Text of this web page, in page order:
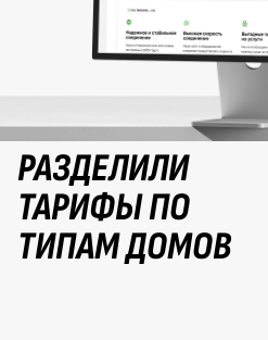
РАЗДЕЛИЛИ
ТАРИФЫ ПО
ТИПАМ ДОМОВ